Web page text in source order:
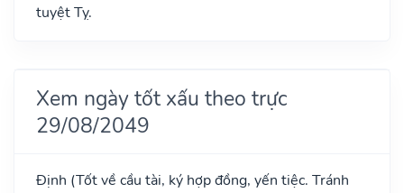
tuyệt Tỵ.
Xem ngày tốt xấu theo trực
29/08/2049
Định (Tốt về cầu tài, ký hợp đồng, yến tiệc. Tránh